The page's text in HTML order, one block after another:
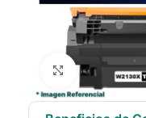
Click to